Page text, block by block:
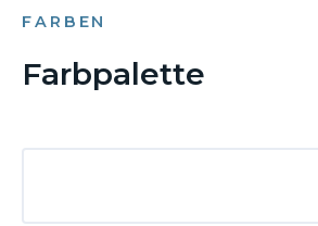
FARBEN
Farbpalette